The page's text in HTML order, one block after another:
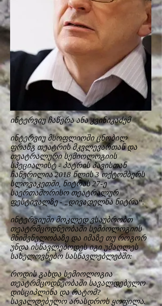
ინტერვიუ ჩაწერა ანა კვინიკაძემ
ინტერვიუ მსოფლიოში ცნობილ
ფრანგ თეატრის მკვლევართან და
თეატრალური სემიოლოგიის
სპეციალისტ - პატრის პავისთან
ჩაწერილია 2018 წლის 3 ოქტომბერს
სლოვაკეთში, ნიტრას 27-ე
საერთაშორისო თეატრალურ
ფესტივალზე - „დივადელნა ნიტრა“.
ინტერვიუში მოკლედ ვსაუბრობთ
თეატრმცოდნეობაში სემიოლოგიის
მნიშვნელობაზე და იმაზე თუ როგორ
უნდა ისწავლებოდეს იგი უმაღლეს
სახელოვნებო სასწავლებლებში:
როდის გახდა სემიოლოგია
თეატრმცოდნეობაში სავალდებულო
დისციპლინა და რატომ?
სავალდებულო არასდროს ყოფილა.